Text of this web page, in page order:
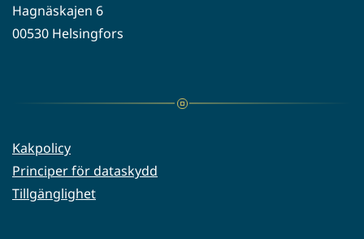
Hagnäskajen 6
00530 Helsingfors
Kakpolicy
Principer för dataskydd
Tillgänglighet